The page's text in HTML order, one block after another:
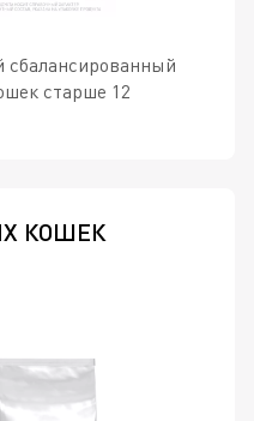
сбалансированный
старше 12
КОШЕК